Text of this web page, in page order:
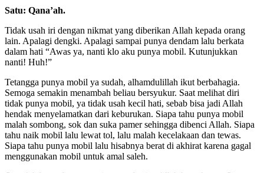
Satu: Qana’ah.
Tidak usah iri dengan nikmat yang diberikan Allah kepada orang
lain. Apalagi dengki. Apalagi sampai punya dendam lalu berkata
dalam hati “Awas ya, nanti klo aku punya mobil. Kutunjukkan
nanti! Huh!”
Tetangga punya mobil ya sudah, alhamdulillah ikut berbahagia.
Semoga semakin menambah beliau bersyukur. Saat melihat diri
tidak punya mobil, ya tidak usah kecil hati, sebab bisa jadi Allah
hendak menyelamatkan dari keburukan. Siapa tahu punya mobil
malah sombong, sok dan suka pamer sehingga dibenci Allah. Siapa
tahu naik mobil lalu lewat tol, lalu malah kecelakaan dan tewas.
Siapa tahu punya mobil lalu hisabnya berat di akhirat karena gagal
menggunakan mobil untuk amal saleh.